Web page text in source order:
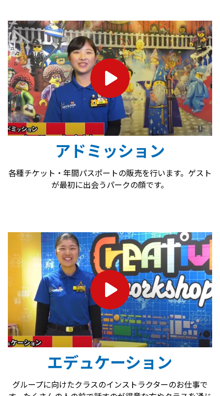
アドミッション
各種チケット・年間パスポートの販売を行います。ゲスト
が最初に出会うパークの顔です。
エデュケーション
グループに向けたクラスのインストラクターのお仕事で